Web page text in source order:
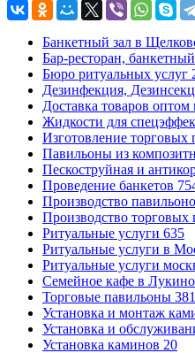
Банкетный зал в
Бар-ресторан,
Бюро ритуальных услуг
Дезинфекция,
Доставка товаров оптом
Жидкости для
Изготовление торговых
Павильоны из
Пескоструйная и
Проведение банкетов
Производство
Производство торговых
Ритуальные услуги 635
Ритуальные услуги в
Ритуальные услуги
Семейное кафе в
Торговые павильоны 381
Установка и монтаж
Установка и
Установка каминов 20